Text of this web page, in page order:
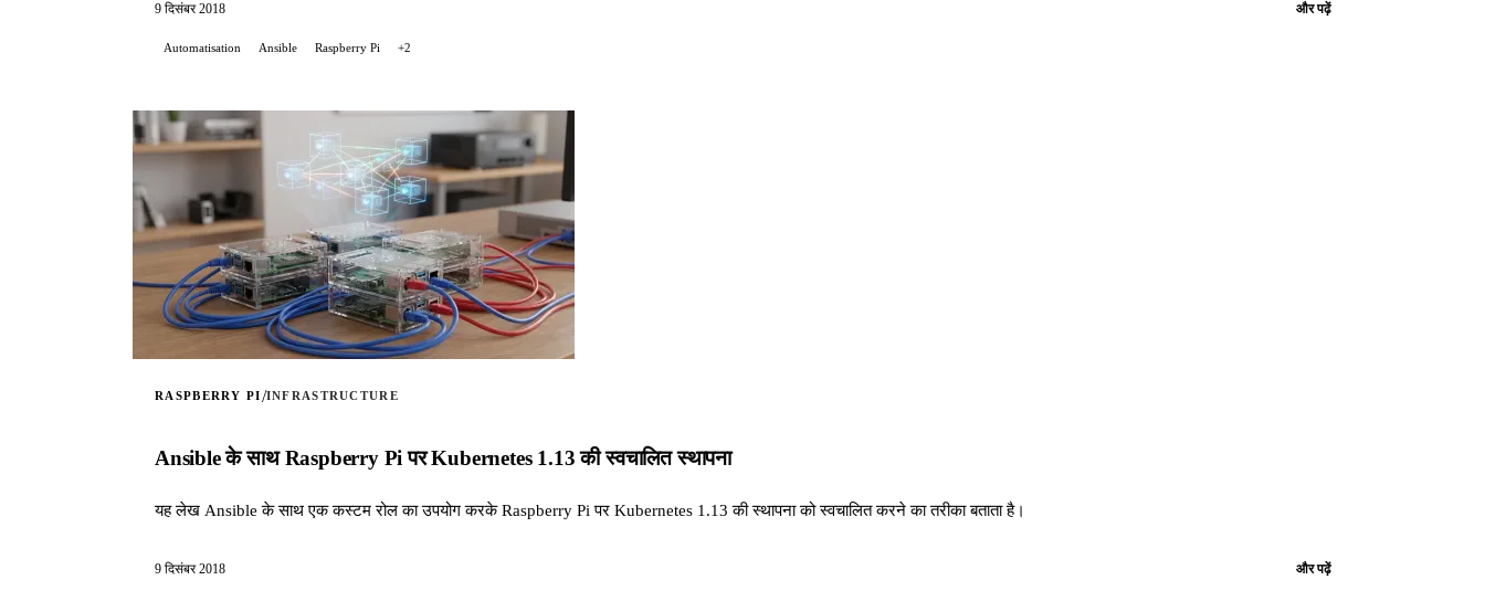
9 दिसंबर 2018 और पढ़ें
Automatisation Ansible Raspberry Pi +2
RASPBERRY PI/INFRASTRUCTURE
Ansible के साथ Raspberry Pi पर Kubernetes 1.13 की स्वचालित स्थापना
यह लेख Ansible के साथ एक कस्टम रोल का उपयोग करके Raspberry Pi पर Kubernetes 1.13 की स्थापना को स्वचालित करने का तरीका बताता है।
9 दिसंबर 2018 और पढ़ें